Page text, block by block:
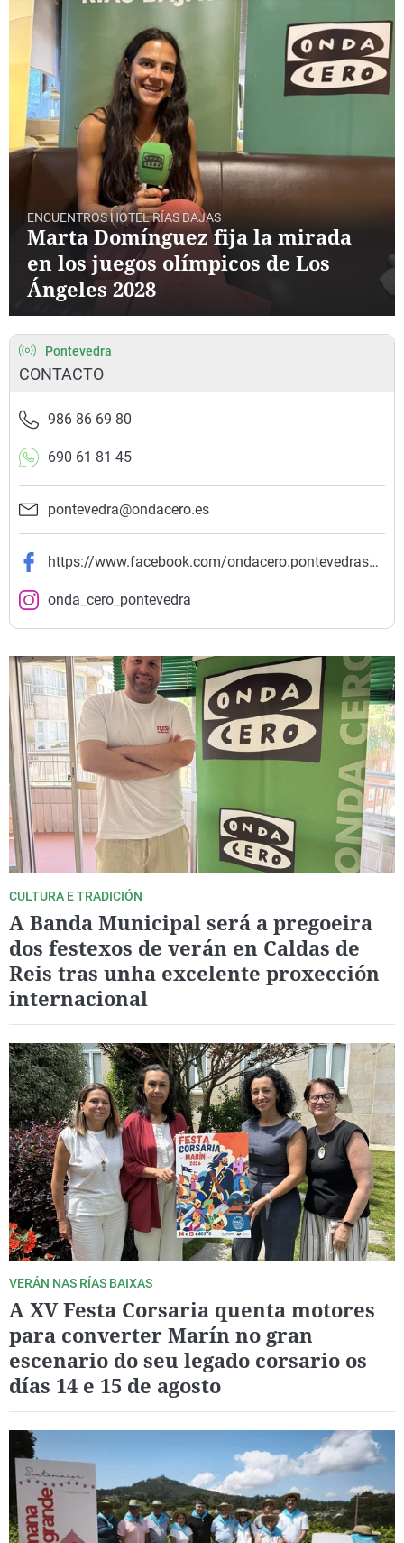
Gente viajera
Como el perro y el
Retornados
Equipo de
Galicia
La Rioja
Televisión
Elecciones
ENCUENTROS HOTEL RÍAS BAJAS
Marta Domínguez fija la mirada
en los juegos olímpicos de Los
Ángeles 2028
Pontevedra
CONTACTO
986 86 69 80
690 61 81 45
pontevedra@ondacero.es
https://www.facebook.com/ondacero.pontevedrasalnes
onda_cero_pontevedra
CULTURA E TRADICIÓN
A Banda Municipal será a pregoeira
dos festexos de verán en Caldas de
Reis tras unha excelente proxección
internacional
VERÁN NAS RÍAS BAIXAS
A XV Festa Corsaria quenta motores
para converter Marín no gran
escenario do seu legado corsario os
días 14 e 15 de agosto